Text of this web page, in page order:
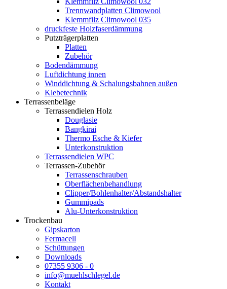
Trennwandplatten Climowool
Klemmfilz Climowool 035
druckfeste Holzfaserdämmung
Putzträgerplatten
Platten
Zubehör
Bodendämmung
Luftdichtung innen
Winddichtung & Schalungsbahnen außen
Klebetechnik
Terrassenbeläge
Terrassendielen Holz
Douglasie
Bangkirai
Thermo Esche & Kiefer
Unterkonstruktion
Terrassendielen WPC
Terrassen-Zubehör
Terrassenschrauben
Oberflächenbehandlung
Clipper/Bohlenhalter/Abstandshalter
Gummipads
Alu-Unterkonstruktion
Trockenbau
Gipskarton
Fermacell
Schüttungen
Downloads
07355 9306 - 0
info@muehlschlegel.de
Kontakt